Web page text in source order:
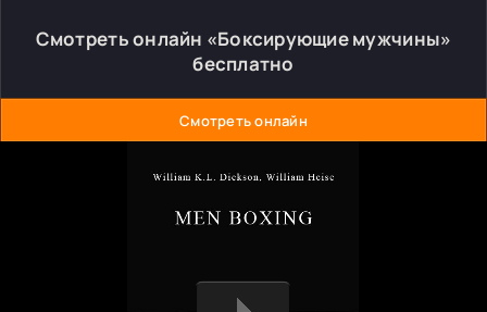
Смотреть онлайн «Боксирующие мужчины»
бесплатно
Смотреть онлайн